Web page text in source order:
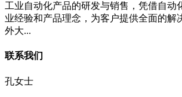
工业自动化产品的研发与销售，凭借自动
业经验和产品理念，为客户提供全面的解
外大...
联系我们
孔女士